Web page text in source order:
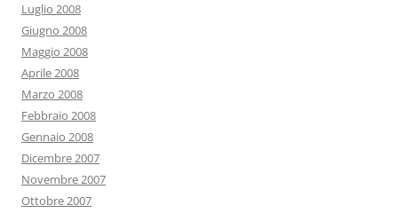
Luglio 2008
Giugno 2008
Maggio 2008
Aprile 2008
Marzo 2008
Febbraio 2008
Gennaio 2008
Dicembre 2007
Novembre 2007
Ottobre 2007